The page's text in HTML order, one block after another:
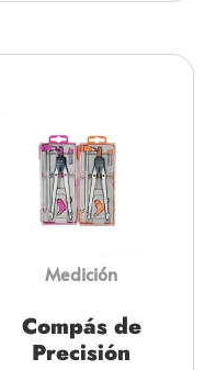
Medición
Compás de
Precisión